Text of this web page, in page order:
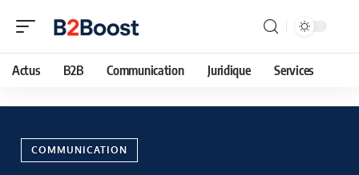
Actus B2B Communication Juridique Services
COMMUNICATION